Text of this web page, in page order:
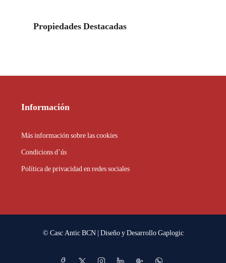
Propiedades Destacadas
Información
Más información sobre las cookies
Condicions d’ús
Política de privacidad en redes sociales
© Casc Antic BCN | Diseño y DesarrolloGaplogic